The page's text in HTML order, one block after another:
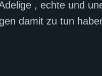
, echte und
damit zu tun